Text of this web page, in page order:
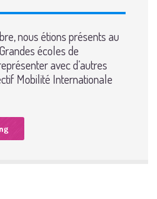
nous étions présents au
écoles de
avec d’autres
Mobilité Internationale